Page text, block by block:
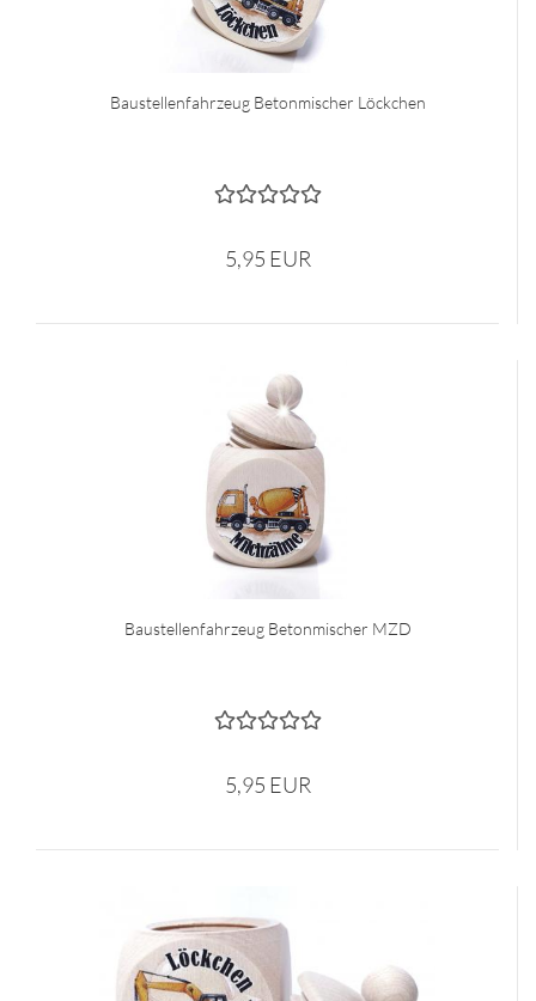
Baustellenfahrzeug Betonmischer Löckchen
5,95 EUR
Baustellenfahrzeug Betonmischer MZD
5,95 EUR